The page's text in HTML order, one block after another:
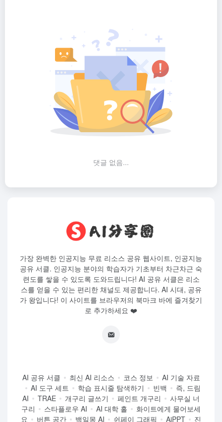
댓글 없음...
가장 완벽한 인공지능 무료 리소스 공유 웹사이트, 인공지능
공유 서클. 인공지능 분야의 학습자가 기초부터 차근차근 숙
련도를 쌓을 수 있도록 도와드립니다! AI 공유 서클은 리소
스를 얻을 수 있는 편리한 채널도 제공합니다. AI 시대, 공유
가 왕입니다! 이 사이트를 브라우저의 북마크 바에 즐겨찾기
로 추가하세요 ❤️
AI 공유 서클 최신 AI 리소스 코스 정보
AI 기술 자료
AI 도구 세트
학습 표시줄 탐색하기 빈백
즉, 드림
AI
TRAE 개구리 글쓰기 페인트 개구리
사무실 너
구리
스타플로우 AI AI 대학 홀
화이트에게 물어보세
요
버튼 공간 백일몽 AI 쉰페이 그래픽 AiPPT 진